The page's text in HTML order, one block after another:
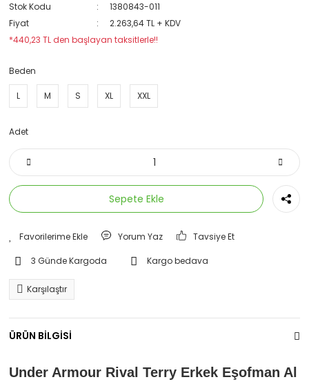
Stok Kodu
1380843-011
Fiyat
2.263,64 TL + KDV
*440,23 TL den başlayan taksitlerle!!
Beden
L M S XL XXL
Adet
Sepete Ekle
Yorum Yaz Tavsiye Et
3 Günde Kargoda Kargo bedava
Karşılaştır
ÜRÜN BİLGİSİ
Under Armour Rival Terry Erkek Eşofman Al